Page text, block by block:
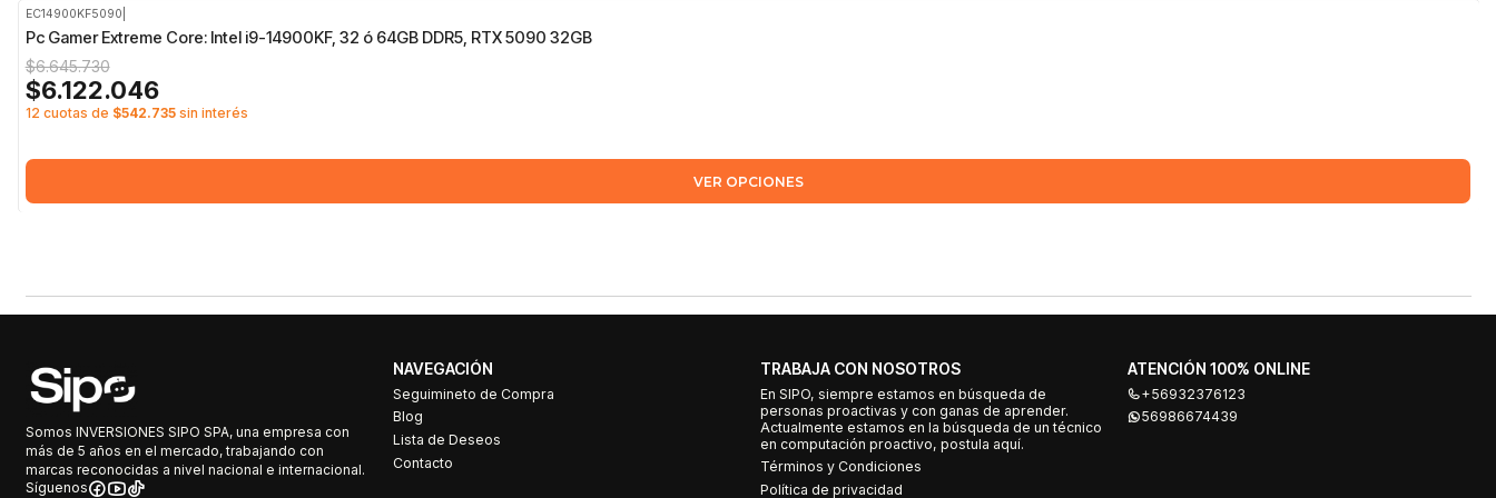
EC14900KF5090
Pc Gamer Extreme Core: Intel i9-14900KF, 32 ó 64GB DDR5, RTX 5090 32GB
$6.645.730
$6.122.046
12 cuotas de $542.735sin interés
VER OPCIONES
Somos INVERSIONES SIPO SPA, una empresa con
más de 5 años en el mercado, trabajando con
marcas reconocidas a nivel nacional e internacional.
Síguenos
NAVEGACIÓN
Seguimineto de Compra
Blog
Lista de Deseos
Contacto
TRABAJA CON NOSOTROS
En SIPO, siempre estamos en búsqueda de
personas proactivas y con ganas de aprender.
Actualmente estamos en la búsqueda de un técnico
en computación proactivo, postula aquí.
Términos y Condiciones
Política de privacidad
ATENCIÓN 100% ONLINE
+56932376123
56986674439